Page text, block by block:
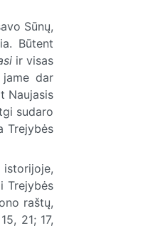
Sūnų,
Būtent
ir visas
dar
Naujasis
sudaro
Trejybės
istorijoje,
Trejybės
raštų,
21; 17,